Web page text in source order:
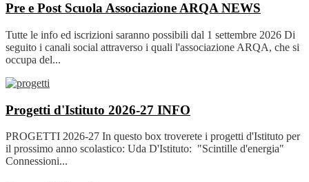
Pre e Post Scuola Associazione ARQANEWS
Tutte le info ed iscrizioni saranno possibili dal 1 settembre 2026 Di
seguito i canali social attraverso i quali l'associazione ARQA, che si
occupa del...
Progetti d'Istituto 2026-27 INFO
PROGETTI 2026-27 In questo box troverete i progetti d'Istituto per
il prossimo anno scolastico: Uda D'Istituto: "Scintille d'energia"
Connessioni...